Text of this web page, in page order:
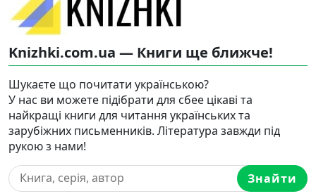
Knizhki.com.ua — Книги ще ближче!
Шукаєте що почитати українською?
У нас ви можете підібрати для сбее цікаві та
найкращі книги для читання українських та
зарубіжних письменників. Література завжди під
рукою з нами!
Знайти